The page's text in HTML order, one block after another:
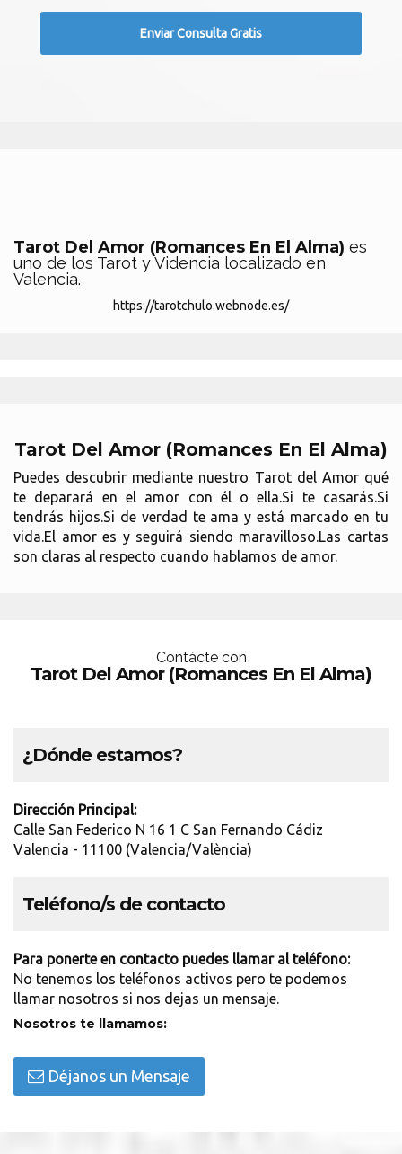
Tarot Del Amor (Romances En El Alma) es
uno de los Tarot y Videncia localizado en
Valencia.
https://tarotchulo.webnode.es/
Tarot Del Amor (Romances En El Alma)
Puedes descubrir mediante nuestro Tarot del Amor qué
te deparará en el amor con él o ella.Si te casarás.Si
tendrás hijos.Si de verdad te ama y está marcado en tu
vida.El amor es y seguirá siendo maravilloso.Las cartas
son claras al respecto cuando hablamos de amor.
Contácte con
Tarot Del Amor (Romances En El Alma)
¿Dónde estamos?
Dirección Principal:
Calle San Federico N 16 1 C San Fernando Cádiz
Valencia - 11100 (Valencia/València)
Teléfono/s de contacto
Para ponerte en contacto puedes llamar al teléfono:
No tenemos los teléfonos activos pero te podemos
llamar nosotros si nos dejas un mensaje.
Nosotros te llamamos:
Déjanos un Mensaje